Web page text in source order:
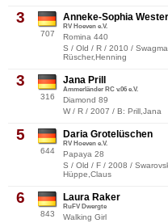
3
707
Anneke-Sophia
RV Hoeven e.V.
Romina 440
S / Old / R / 2010 /
Rüscher,Henning
3
316
Jana Prill
Ammerländer RC v.06 e.V.
Diamond 89
W / R / 2007 / B: Prill,Jana
5
644
Daria Grotelüschen
RV Hoeven e.V.
Papaya 28
S / Old / F / 2008 /
Hüppe,Claus
6
843
Laura Raker
RuFV Dwergte
Walking Girl